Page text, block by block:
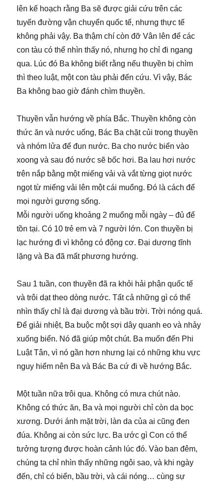
lên kế hoạch rằng Ba sẽ được giải cứu trên các
tuyến đường vận chuyển quốc tế, nhưng thực tế
không phải vậy. Ba thậm chí còn đỡ Vân lên để các
con tàu có thể nhìn thấy nó, nhưng họ chỉ đi ngang
qua. Lúc đó Ba không biết rằng nếu thuyền bị chìm
thì theo luật, một con tàu phải đến cứu. Vì vậy, Bác
Ba không bao giờ đánh chìm thuyền.
Thuyền vẫn hướng về phía Bắc. Thuyền không còn
thức ăn và nước uống, Bác Ba chặt củi trong thuyền
và nhóm lửa để đun nước. Ba cho nước biển vào
xoong và sau đó nước sẽ bốc hơi. Ba lau hơi nước
trên nắp bằng một miếng vải và vắt từng giọt nước
ngọt từ miếng vải lên một cái muổng. Đó là cách để
mọi người gượng sống.
Mỗi người uống khoảng 2 muổng mỗi ngày – đủ để
tồn tại. Có 10 trẻ em và 7 người lớn. Con thuyền bị
lạc hướng đi vì không có động cơ. Đại dương tĩnh
lặng và Ba đã mất phương hướng.
Sau 1 tuần, con thuyền đã ra khỏi hải phận quốc tế
và trôi dạt theo dòng nước. Tất cả những gì có thể
nhìn thấy chỉ là đại dương và bầu trời. Trời nóng quá.
Để giải nhiệt, Ba buộc một sợi dây quanh eo và nhảy
xuống biển. Nó đã giúp một chút. Ba muốn đến Phi
Luật Tân, vì nó gần hơn nhưng lại có những khu vực
nguy hiểm nên Ba và Bác Ba cứ đi về hướng Bắc.
Một tuần nữa trôi qua. Không có mưa chút nào.
Không có thức ăn, Ba và mọi người chỉ còn da bọc
xương. Dưới ánh mặt trời, làn da của ai cũng đen
đúa. Không ai còn sức lực. Ba ước gì Con có thể
tưởng tượng được hoàn cảnh lúc đó. Vào ban đêm,
chúng ta chỉ nhìn thấy những ngôi sao, và khi ngày
đến, chỉ có biển, bầu trời, và cái nóng… cùng sự